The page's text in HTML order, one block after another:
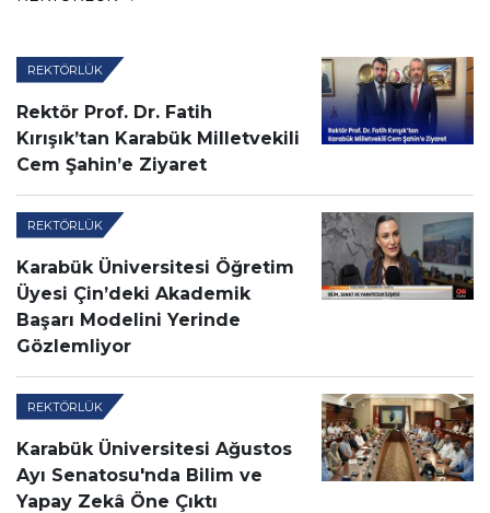
REKTÖRLÜK
Rektör Prof. Dr. Fatih
Kırışık’tan Karabük Milletvekili
Cem Şahin’e Ziyaret
REKTÖRLÜK
Karabük Üniversitesi Öğretim
Üyesi Çin’deki Akademik
Başarı Modelini Yerinde
Gözlemliyor
REKTÖRLÜK
Karabük Üniversitesi Ağustos
Ayı Senatosu'nda Bilim ve
Yapay Zekâ Öne Çıktı